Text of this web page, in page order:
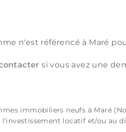
n'est référencé à Maré
si vous avez une
immobiliers neufs à Maré
locatif et/ou au